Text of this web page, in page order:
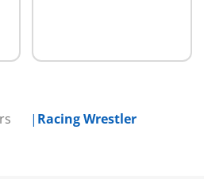
Racing Wrestler